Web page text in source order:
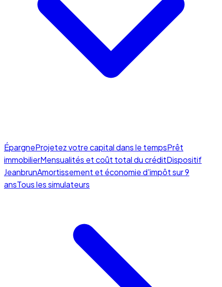
ÉpargneProjetez votre capital dans le tempsPrêt
immobilierMensualités et coût total du créditDispositif
JeanbrunAmortissement et économie d'impôt sur 9
ansTous les simulateurs